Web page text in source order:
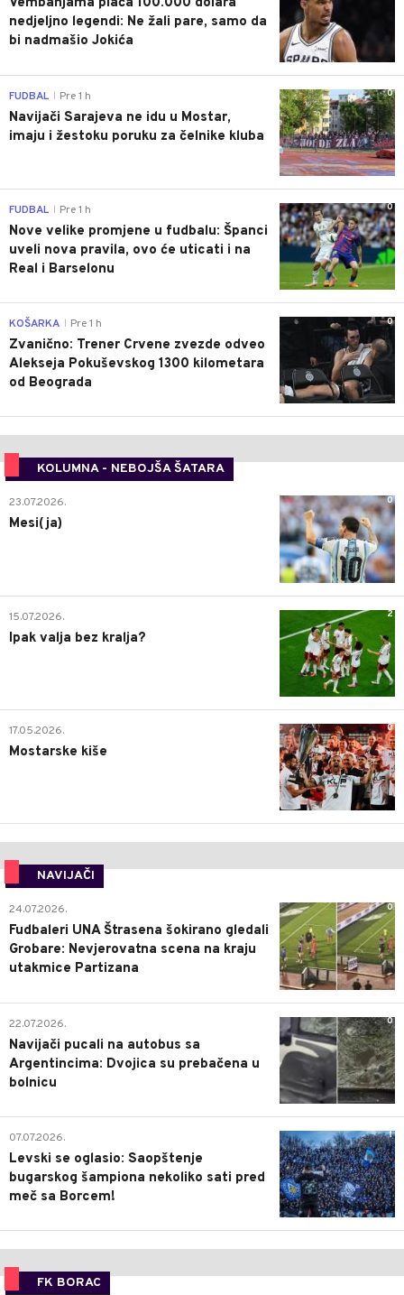
nedjeljno legendi: Ne žali pare, samo da
bi nadmašio Jokića
0
FUDBAL Pre 1 h
Navijači Sarajeva ne idu u Mostar,
imaju i žestoku poruku za čelnike kluba
0
FUDBAL Pre 1 h
Nove velike promjene u fudbalu: Španci
uveli nova pravila, ovo će uticati i na
Real i Barselonu
0
KOŠARKA Pre 1 h
Zvanično: Trener Crvene zvezde odveo
Alekseja Pokuševskog 1300 kilometara
od Beograda
KOLUMNA - NEBOJŠA ŠATARA
0
23.07.2026.
Mesi(ja)
2
15.07.2026.
Ipak valja bez kralja?
0
17.05.2026.
Mostarske kiše
NAVIJAČI
0
24.07.2026.
Fudbaleri UNA Štrasena šokirano gledali
Grobare: Nevjerovatna scena na kraju
utakmice Partizana
0
22.07.2026.
Navijači pucali na autobus sa
Argentincima: Dvojica su prebačena u
bolnicu
1
07.07.2026.
Levski se oglasio: Saopštenje
bugarskog šampiona nekoliko sati pred
meč sa Borcem!
FK BORAC